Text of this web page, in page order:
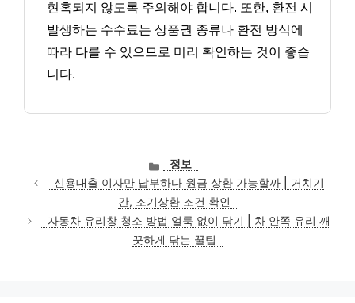
현혹되지 않도록 주의해야 합니다. 또한, 환전 시
발생하는 수수료는 상품권 종류나 환전 방식에
따라 다를 수 있으므로 미리 확인하는 것이 좋습
니다.
카
테
고
리
정보
신용대출 이자만 납부하다 원금 상환 가능할까 | 거치기
간, 조기상환 조건 확인
자동차 유리창 청소 방법 얼룩 없이 닦기 | 차 안쪽 유리 깨
끗하게 닦는 꿀팁